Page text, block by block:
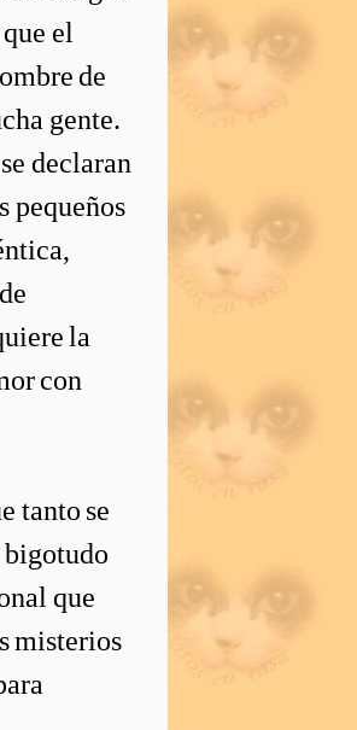
el
de
gente.
declaran
pequeños
la
con
tanto se
bigotudo
que
misterios